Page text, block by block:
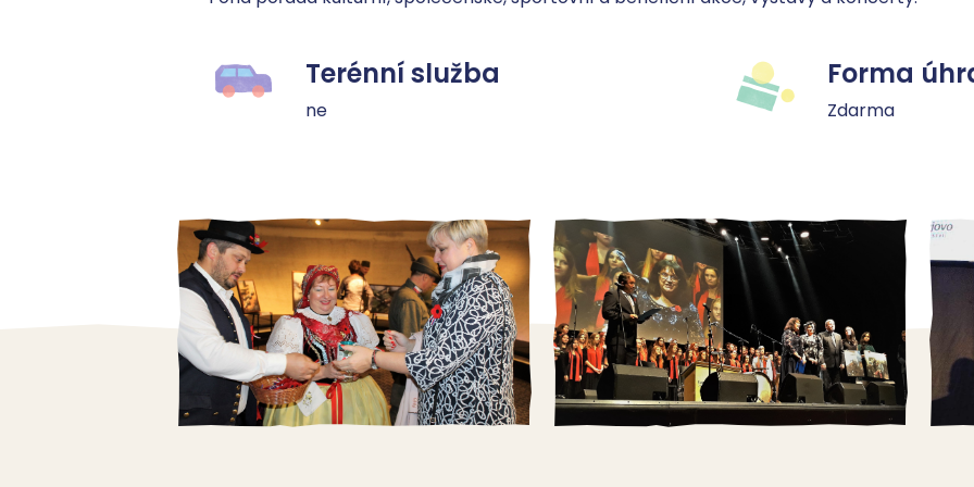
Terénní služba
ne
Forma
Zdarma